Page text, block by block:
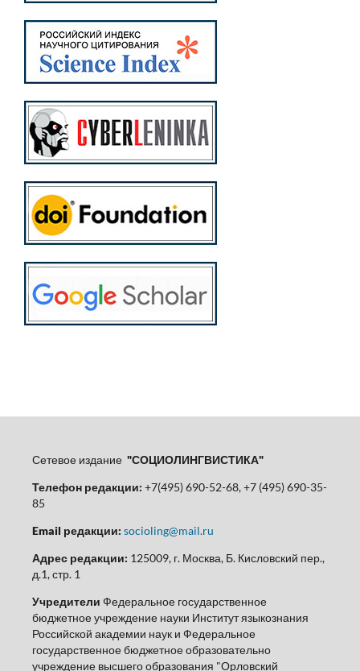
Сетевое издание "СОЦИОЛИНГВИСТИКА"
Телефон редакции: +7(495) 690-52-68, +7 (495) 690-35-
85
Email редакции: socioling@mail.ru
Адрес редакции: 125009, г. Москва, Б. Кисловский пер.,
д.1, стр. 1
Учредители Федеральное государственное
бюджетное учреждение науки Институт языкознания
Российской академии наук и Федеральное
государственное бюджетное образовательно
учреждение высшего образования "Орловский